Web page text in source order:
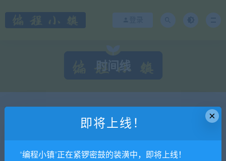
时间线
19日 建立本站的一些感悟 1评论
×
即将上线！
“编程小镇”正在紧锣密鼓的装潢中，即将上线！